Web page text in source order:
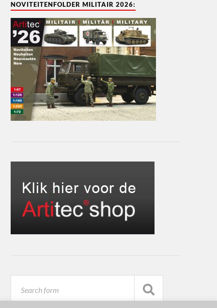
NOVITEITENFOLDER MILITAIR 2026: